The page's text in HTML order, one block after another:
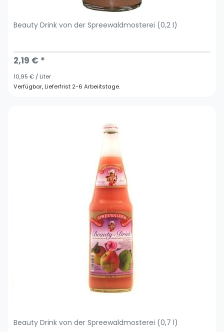
Beauty Drink von der Spreewaldmosterei (0,2 l)
2,19 € *
10,95 € / Liter
Verfügbar, Lieferfrist 2-6 Arbeiitstage.
Beauty Drink von der Spreewaldmosterei (0,7 l)